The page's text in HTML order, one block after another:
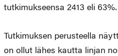
tutkimukseensa 2413 eli
Tutkimuksen perusteella
on ollut lähes kautta linjan